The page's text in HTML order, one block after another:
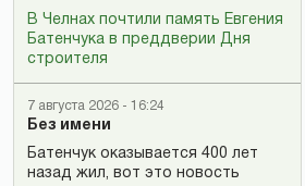
В Челнах почтили память Евгения
Батенчука в преддверии Дня
строителя
7 августа 2026 - 16:24
Без имени
Батенчук оказывается 400 лет
назад жил, вот это новость